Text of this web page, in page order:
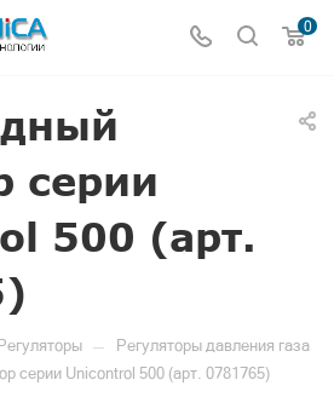
0
серии
500 (арт.
Регуляторы — Регуляторы давления газа
серии Unicontrol 500 (арт. 0781765)